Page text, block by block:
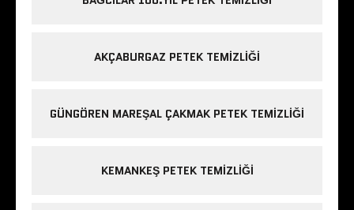
AKÇABURGAZ PETEK TEMIZLIĞI
GÜNGÖREN MAREŞAL ÇAKMAK PETEK TEMIZLIĞI
KEMANKEŞ PETEK TEMIZLIĞI